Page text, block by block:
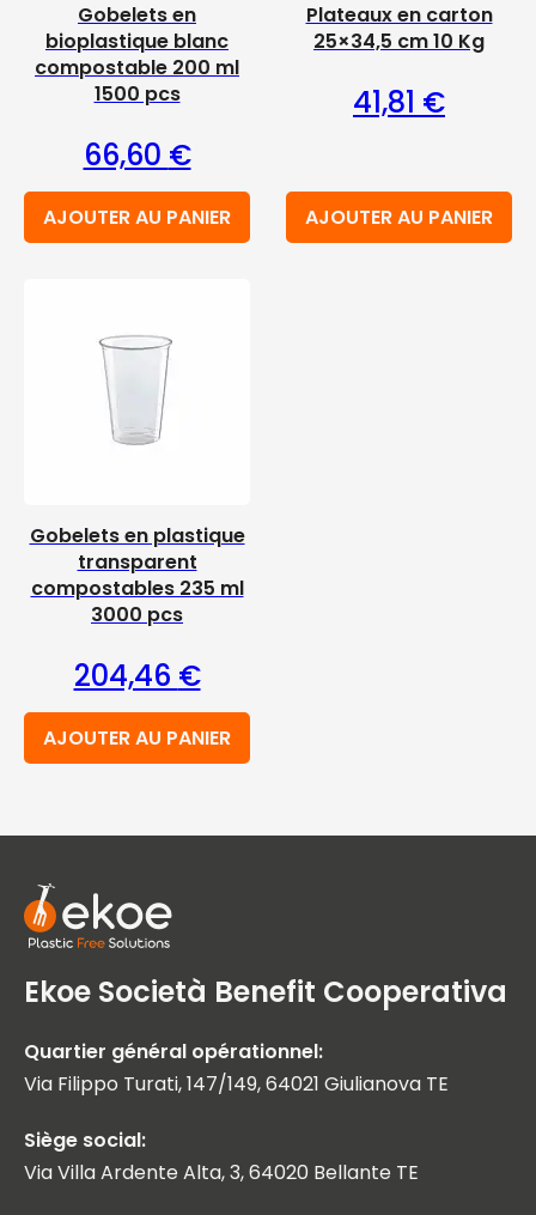
Gobelets en
bioplastique blanc
compostable 200 ml
1500 pcs
66,60 €
AJOUTER AU PANIER
Plateaux en carton
25×34,5 cm 10 Kg
41,81 €
AJOUTER AU PANIER
Gobelets en plastique
transparent
compostables 235 ml
3000 pcs
204,46 €
AJOUTER AU PANIER
Ekoe Società Benefit Cooperativa
Quartier général opérationnel:
Via Filippo Turati, 147/149, 64021 Giulianova TE
Siège social:
Via Villa Ardente Alta, 3, 64020 Bellante TE